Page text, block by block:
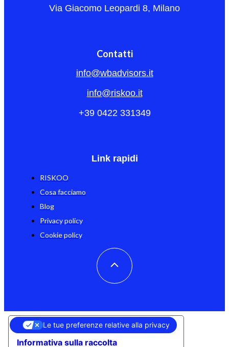
Via Giacomo Leopardi 8, Milano
Contatti
info@wbadvisors.it
info@riskoo.it
+39 0422 331349
Link rapidi
RISKOO
Cosa facciamo
Blog
Privacy policy
Cookie policy
Informativa sulla raccolta
Le tue preferenze relative alla privacy